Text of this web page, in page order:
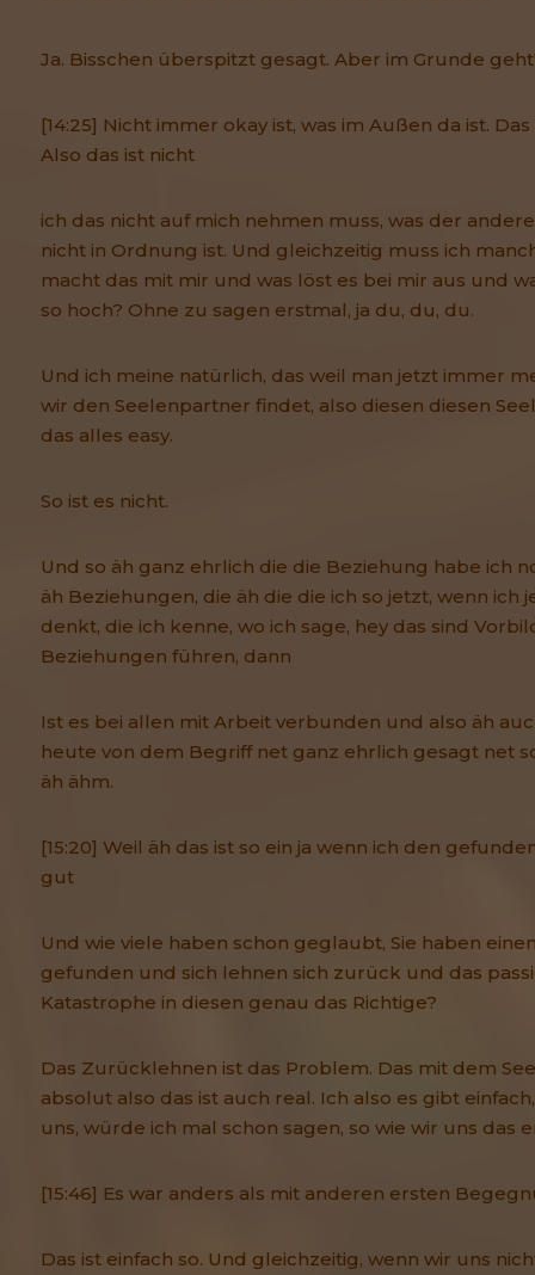
Ja. Bisschen überspitzt gesagt. Aber im Grunde
[14:25] Nicht immer okay ist, was im Außen da ist.
Also das ist nicht
ich das nicht auf mich nehmen muss, was der
nicht in Ordnung ist. Und gleichzeitig muss ich
macht das mit mir und was löst es bei mir aus und
so hoch? Ohne zu sagen erstmal, ja du, du, du.
Und ich meine natürlich, das weil man jetzt immer
wir den Seelenpartner findet, also diesen diesen
das alles easy.
So ist es nicht.
Und so äh ganz ehrlich die die Beziehung habe ich
äh Beziehungen, die äh die die ich so jetzt, wenn ich
denkt, die ich kenne, wo ich sage, hey das sind
Beziehungen führen, dann
Ist es bei allen mit Arbeit verbunden und also äh
heute von dem Begriff net ganz ehrlich gesagt net
äh ähm.
[15:20] Weil äh das ist so ein ja wenn ich den
gut
Und wie viele haben schon geglaubt, Sie haben
gefunden und sich lehnen sich zurück und das
Katastrophe in diesen genau das Richtige?
Das Zurücklehnen ist das Problem. Das mit dem
absolut also das ist auch real. Ich also es gibt
uns, würde ich mal schon sagen, so wie wir uns das
[15:46] Es war anders als mit anderen ersten
Das ist einfach so. Und gleichzeitig, wenn wir uns